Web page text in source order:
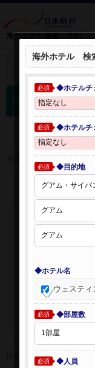
海外ホテル 検索・予約
検索条件を開く
海外ホテル 検索結果
※表示金額はオンライ
日本旅行 トップ
海外ホテル 検
必須 ◆ホテルチ
必須 ◆ホテルチ
必須 ◆目的地
◆ホテル名
ウェスティ
必須 ◆部屋数
必須
◆人員